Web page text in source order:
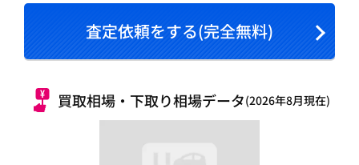
査定依頼をする(完全無料)
買取相場・下取り相場データ(2026年8月現在)